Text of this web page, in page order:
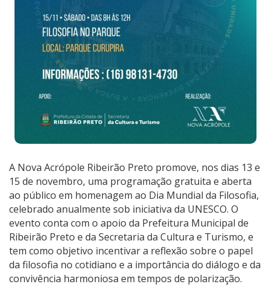
A Nova Acrópole Ribeirão Preto promove, nos dias 13 e
15 de novembro, uma programação gratuita e aberta
ao público em homenagem ao Dia Mundial da Filosofia,
celebrado anualmente sob iniciativa da UNESCO. O
evento conta com o apoio da Prefeitura Municipal de
Ribeirão Preto e da Secretaria da Cultura e Turismo, e
tem como objetivo incentivar a reflexão sobre o papel
da filosofia no cotidiano e a importância do diálogo e da
convivência harmoniosa em tempos de polarização.